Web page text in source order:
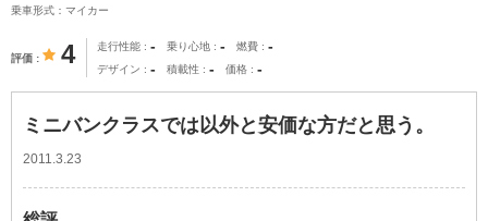
乗車形式：マイカー
評価 4 走行性能 - 乗り心地 - 燃費 -
デザイン - 積載性 - 価格 -
ミニバンクラスでは以外と安価な方だと思う。
2011.3.23